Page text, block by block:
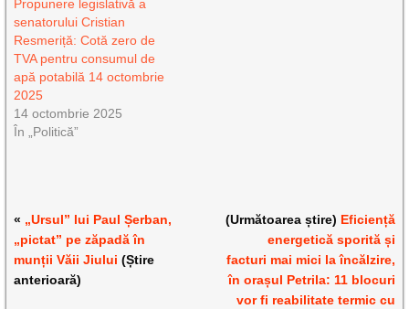
Propunere legislativă a
senatorului Cristian
Resmeriță: Cotă zero de
TVA pentru consumul de
apă potabilă 14 octombrie
2025
14 octombrie 2025
În „Politică”
« „Ursul” lui Paul Șerban,
„pictat” pe zăpadă în
munții Văii Jiului (Știre
anterioară)
(Următoarea știre) Eficiență
energetică sporită și
facturi mai mici la încălzire,
în orașul Petrila: 11 blocuri
vor fi reabilitate termic cu